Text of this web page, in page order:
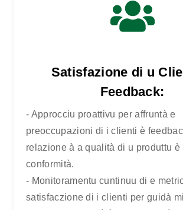
Satisfazione di u
Feedback:
- Approcciu proattivu per affruntà e
preoccupazioni di i clienti è
relazione à a qualità di u produttu è
conformità.
- Monitoramentu cuntinuu di e
satisfaczione di i clienti per guidà